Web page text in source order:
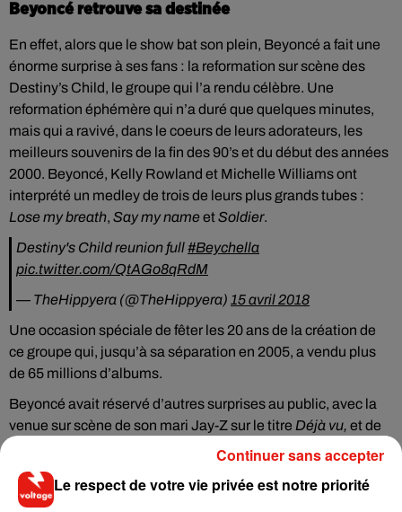
Beyoncé retrouve sa destinée
En effet, alors que le show bat son plein, Beyoncé a fait une
énorme surprise à ses fans : la reformation sur scène des
Destiny’s Child, le groupe qui l’a rendu célèbre. Une
reformation éphémère qui n’a duré que quelques minutes,
mais qui a ravivé, dans le coeurs de leurs adorateurs, les
meilleurs souvenirs de la fin des 90’s et du début des années
2000. Beyoncé, Kelly Rowland et Michelle Williams ont
interprété un medley de trois de leurs plus grands tubes :
Lose my breath, Say my nameetSoldier.
Destiny's Child reunion full#Beychella
pic.twitter.com/QtAGo8qRdM
— TheHippyera (@TheHippyera) 15 avril 2018
Une occasion spéciale de fêter les 20 ans de la création de
ce groupe qui, jusqu’à sa séparation en 2005, a vendu plus
de 65 millions d’albums.
Beyoncé avait réservé d’autres surprises au public, avec la
venue sur scène de son mari Jay-Z sur le titre Déjà vu, et de
sa sœur Solange Knowles qui l’a rejointe sur scène pour une
séquence de Twerk d’anthologie.
Beyoncé invite JAY-Z sur "Deja Vu".
Le respect de votre vie privée est notre priorité
Continuer sans accepter